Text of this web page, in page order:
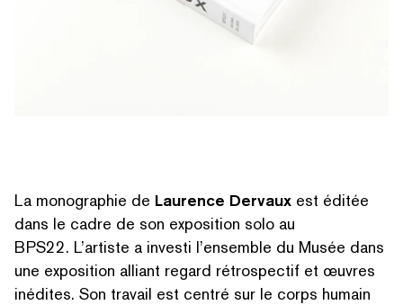
La monographie de Laurence Dervaux est éditée
dans le cadre de son exposition solo au
BPS22. L’artiste a investi l’ensemble du Musée dans
une exposition alliant regard rétro­spec­tif et œuvres
inédites. Son travail est centré sur le corps humain